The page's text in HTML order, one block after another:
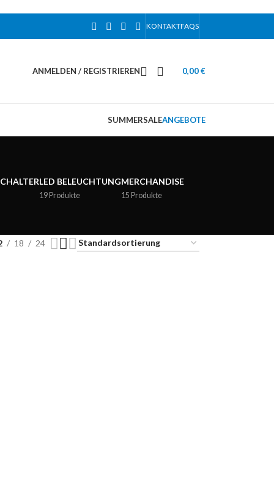
KONTAKTFAQS
ANMELDEN / REGISTRIEREN 0,00€
SUMMERSALEANGEBOTE
LED BELEUCHTUNG
19 Produkte
MERCHANDISE
15 Produkte
18 24